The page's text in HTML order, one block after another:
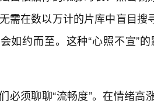
需在数以万计的片库中盲目
如约而至。这种“心照不宣”
必须聊聊“流畅度”。在情绪